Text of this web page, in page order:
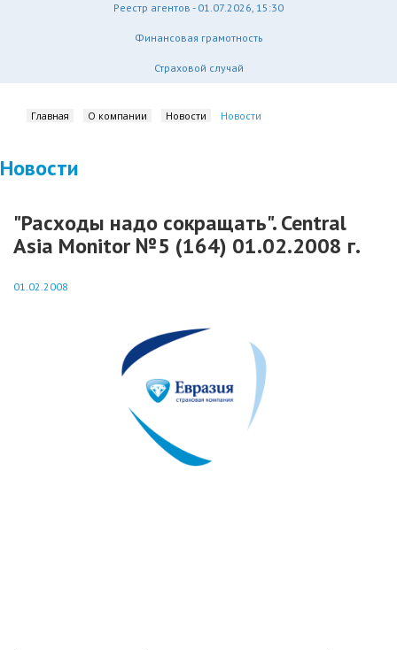
Реестр агентов - 01.07.2026, 15:30
Финансовая грамотность
Страховой случай
Главная О компании Новости Новости
Новости
"Расходы надо сокращать". Central
Asia Monitor №5 (164) 01.02.2008 г.
01.02.2008